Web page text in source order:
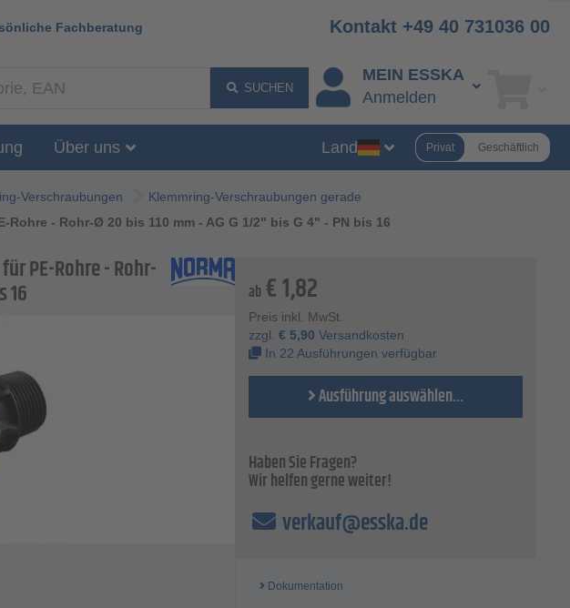
Fachberatung Kontakt +49 40 731036 00
SUCHEN
MEIN ESSKA
Anmelden
Über uns Land Privat Geschäftlich
Verschraubungen
Klemmring-Verschraubungen gerade
- Rohr-Ø 20 bis 110 mm - AG G 1/2" bis G 4" - PN bis 16
PE-Rohre - Rohr-
16 ab €1,82
Preis inkl. MwSt.
zzgl.€ 5,90 Versandkosten
In 22 Ausführungen verfügbar
Ausführung auswählen...
Haben Sie Fragen?
Wir helfen gerne weiter!
verkauf@esska.de
Dokumentation